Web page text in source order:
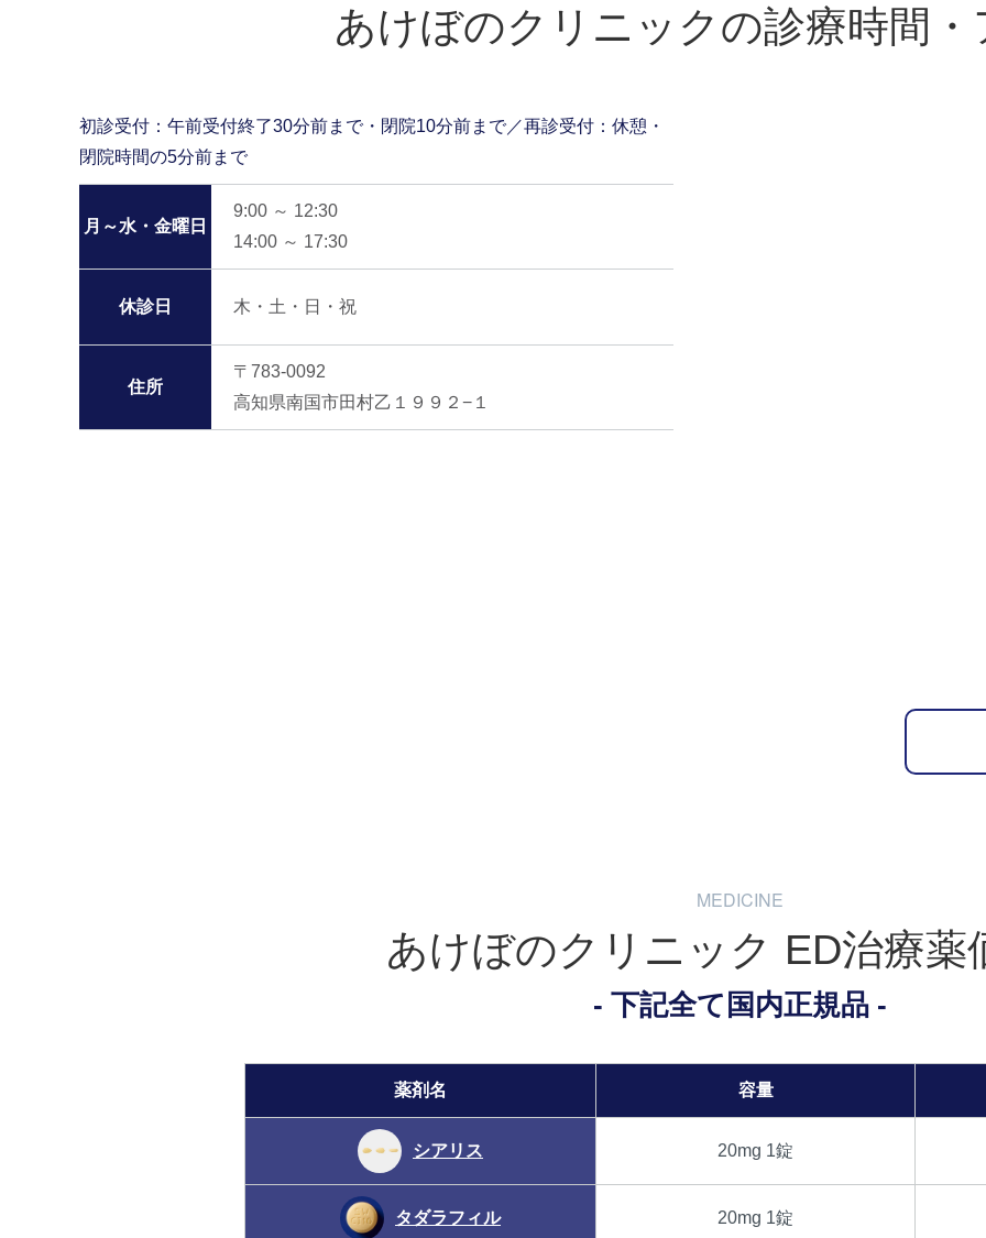
あけぼのクリニックの診療時間
初診受付：午前受付終了30分前まで・閉院10分前まで／再診受付：休憩・
閉院時間の5分前まで
月～水・金曜日
9:00 ～ 12:30
14:00 ～ 17:30
休診日 木・土・日・祝
住所
〒783-0092
高知県南国市田村乙１９９２−１
MEDICINE
あけぼのクリニック ED治療薬
下記全て国内正規品
薬剤名 容量
シアリス 20mg 1錠
タダラフィル 20mg 1錠